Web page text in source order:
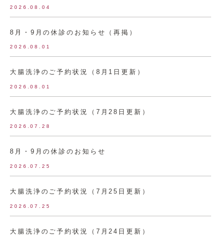
2026.08.04
8月・9月の休診のお知らせ（再掲）
2026.08.01
大腸洗浄のご予約状況（8月1日更新）
2026.08.01
大腸洗浄のご予約状況（7月28日更新）
2026.07.28
8月・9月の休診のお知らせ
2026.07.25
大腸洗浄のご予約状況（7月25日更新）
2026.07.25
大腸洗浄のご予約状況（7月24日更新）